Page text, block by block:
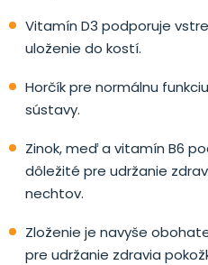
Vitamín D3 podporuje
uloženie do kostí.
Horčík pre normálnu
sústavy.
Zinok, meď a vitamín B6
dôležité pre udržanie
nechtov.
Zloženie je navyše
pre udržanie zdravia